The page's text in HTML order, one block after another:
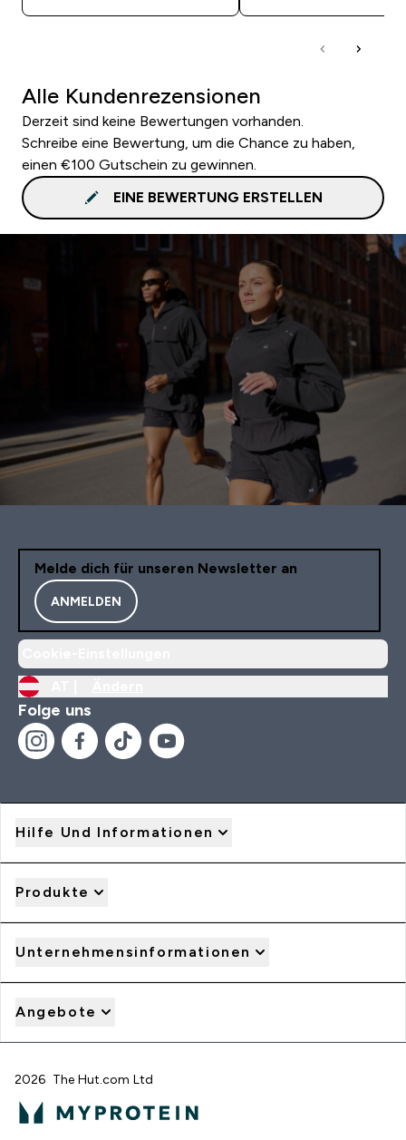
Alle Kundenrezensionen
Derzeit sind keine Bewertungen vorhanden.
Schreibe eine Bewertung, um die Chance zu haben,
einen €100 Gutschein zu gewinnen.
EINE BEWERTUNG ERSTELLEN
Melde dich für unseren Newsletter an
ANMELDEN
Folge uns
Hilfe Und Informationen
Produkte
Unternehmensinformationen
Angebote
2026 The Hut.com Ltd